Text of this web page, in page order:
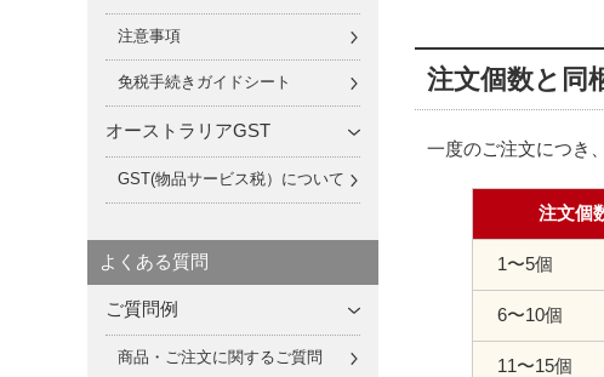
注意事項
免税手続きガイドシート
オーストラリアGST
GST(物品サービス税）について
よくある質問
ご質問例
商品・ご注文に関するご質問
注文個数と同
一度のご注文につき
注文個
1〜5個
6〜10個
11〜15個